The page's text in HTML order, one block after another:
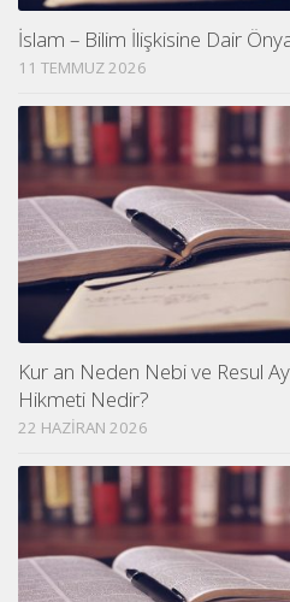
İslam – Bilim İlişkisine Dair
11 TEMMUZ 2026
Kur an Neden Nebi ve Resul
Hikmeti Nedir?
22 HAZIRAN 2026